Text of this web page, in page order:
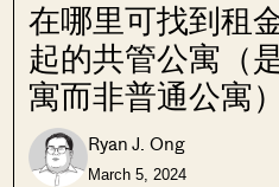
在哪里可找到租
起的共管公寓（
寓而非普通公寓）
Ryan J. Ong
March 5, 2024